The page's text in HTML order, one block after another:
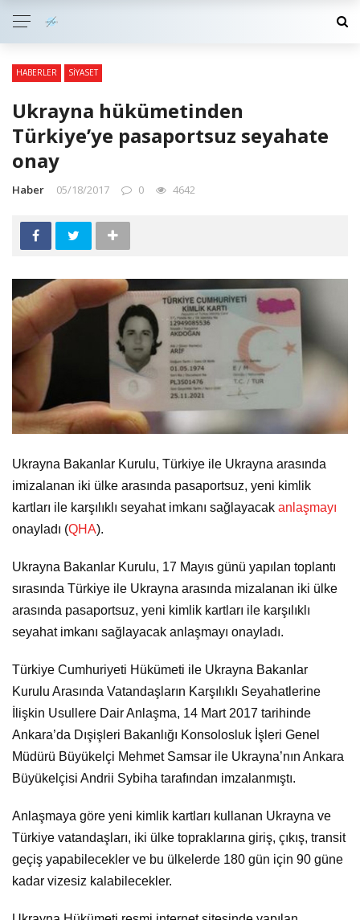
HABERLER SIYASET
Ukrayna hükümetinden
Türkiye’ye pasaportsuz seyahate
onay
Haber 05/18/2017 0 4642
Ukrayna Bakanlar Kurulu, Türkiye ile Ukrayna arasında
imizalanan iki ülke arasında pasaportsuz, yeni kimlik
kartları ile karşılıklı seyahat imkanı sağlayacak anlaşmayı
onayladı (QHA).
Ukrayna Bakanlar Kurulu, 17 Mayıs günü yapılan toplantı
sırasında Türkiye ile Ukrayna arasında mizalanan iki ülke
arasında pasaportsuz, yeni kimlik kartları ile karşılıklı
seyahat imkanı sağlayacak anlaşmayı onayladı.
Türkiye Cumhuriyeti Hükümeti ile Ukrayna Bakanlar
Kurulu Arasında Vatandaşların Karşılıklı Seyahatlerine
İlişkin Usullere Dair Anlaşma, 14 Mart 2017 tarihinde
Ankara’da Dışişleri Bakanlığı Konsolosluk İşleri Genel
Müdürü Büyükelçi Mehmet Samsar ile Ukrayna’nın Ankara
Büyükelçisi Andrii Sybiha tarafından imzalanmıştı.
Anlaşmaya göre yeni kimlik kartları kullanan Ukrayna ve
Türkiye vatandaşları, iki ülke topraklarına giriş, çıkış, transit
geçiş yapabilecekler ve bu ülkelerde 180 gün için 90 güne
kadar vizesiz kalabilecekler.